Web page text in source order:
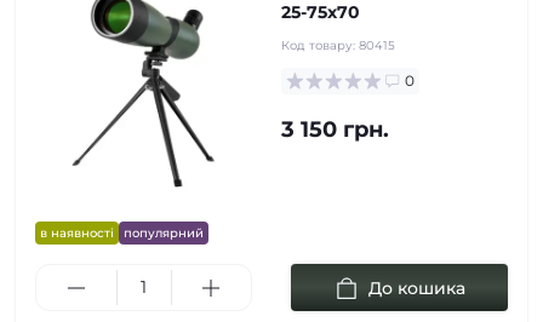
в наявності популярний
25-75x70
Код товару: 80415
0
3 150 грн.
До кошика